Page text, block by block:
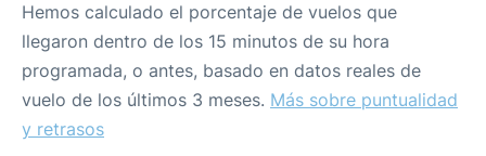
Hemos calculado el porcentaje de vuelos que
llegaron dentro de los 15 minutos de su hora
programada, o antes, basado en datos reales de
vuelo de los últimos 3 meses. Más sobre puntualidad
y retrasos